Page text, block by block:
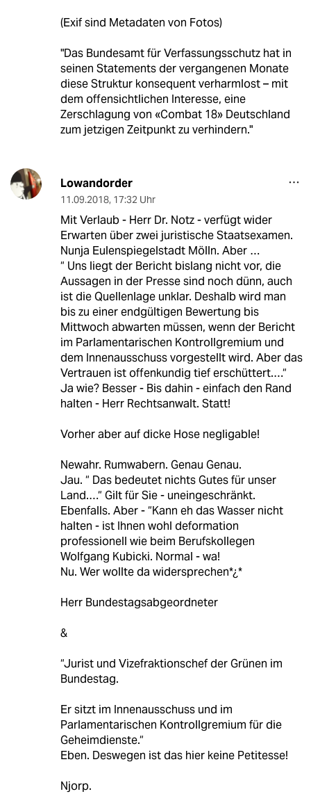
(Exif sind Metadaten von Fotos)
"Das Bundesamt für Verfassungsschutz hat in
seinen Statements der vergangenen Monate
diese Struktur konsequent verharmlost – mit
dem offensichtlichen Interesse, eine
Zerschlagung von «Combat 18» Deutschland
zum jetzigen Zeitpunkt zu verhindern."
Lowandorder
11.09.2018, 17:32 Uhr
Mit Verlaub - Herr Dr. Notz - verfügt wider
Erwarten über zwei juristische Staatsexamen.
Nunja Eulenspiegelstadt Mölln. Aber …
“ Uns liegt der Bericht bislang nicht vor, die
Aussagen in der Presse sind noch dünn, auch
ist die Quellenlage unklar. Deshalb wird man
bis zu einer endgültigen Bewertung bis
Mittwoch abwarten müssen, wenn der Bericht
im Parlamentarischen Kontrollgremium und
dem Innenausschuss vorgestellt wird. Aber das
Vertrauen ist offenkundig tief erschüttert.…“
Ja wie? Besser - Bis dahin - einfach den Rand
halten - Herr Rechtsanwalt. Statt!
Vorher aber auf dicke Hose negligable!
Newahr. Rumwabern. Genau Genau.
Jau. “ Das bedeutet nichts Gutes für unser
Land.…“ Gilt für Sie - uneingeschränkt.
Ebenfalls. Aber - “Kann eh das Wasser nicht
halten - ist Ihnen wohl deformation
professionell wie beim Berufskollegen
Wolfgang Kubicki. Normal - wa!
Nu. Wer wollte da widersprechen*¿*
Herr Bundestagsabgeordneter
&
“Jurist und Vizefraktionschef der Grünen im
Bundestag.
Er sitzt im Innenausschuss und im
Parlamentarischen Kontrollgremium für die
Geheimdienste.“
Eben. Deswegen ist das hier keine Petitesse!
Njorp.